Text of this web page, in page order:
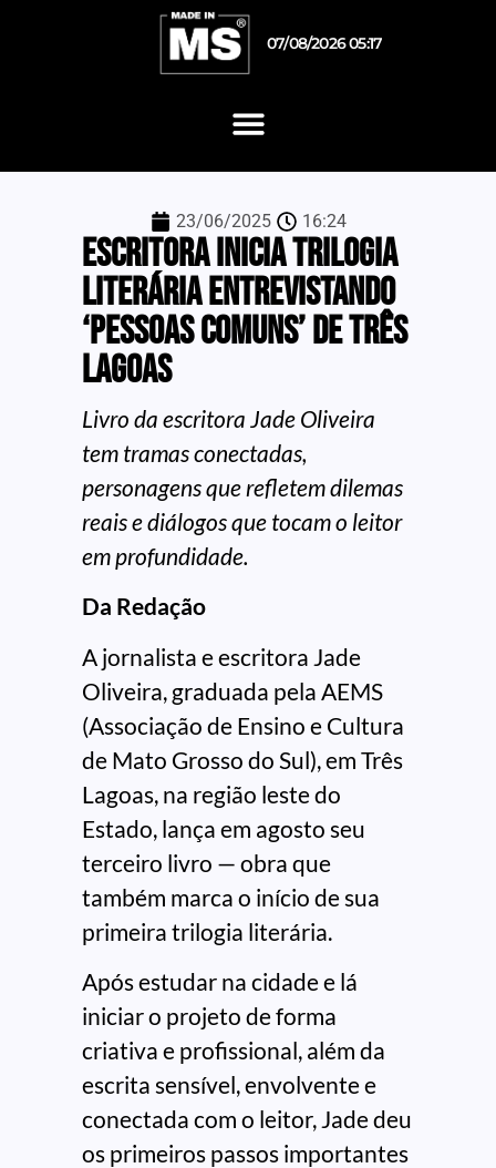
07/08/2026 05:17
23/06/2025 16:24
Escritora inicia trilogia
literária entrevistando
‘pessoas comuns’ de Três
Lagoas
Livro da escritora Jade Oliveira
tem tramas conectadas,
personagens que refletem dilemas
reais e diálogos que tocam o leitor
em profundidade.
Da Redação
A jornalista e escritora Jade
Oliveira, graduada pela AEMS
(Associação de Ensino e Cultura
de Mato Grosso do Sul), em Três
Lagoas, na região leste do
Estado, lança em agosto seu
terceiro livro — obra que
também marca o início de sua
primeira trilogia literária.
Após estudar na cidade e lá
iniciar o projeto de forma
criativa e profissional, além da
escrita sensível, envolvente e
conectada com o leitor, Jade deu
os primeiros passos importantes